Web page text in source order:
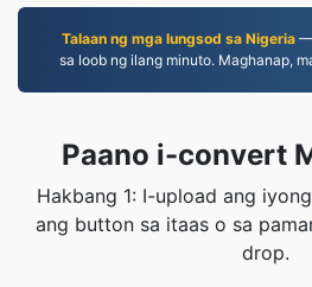
Talaan ng mga lungsod sa Nigeria —
sa loob ng ilang minuto. Maghanap,
Paano i-convert
Hakbang 1: I-upload ang
ang button sa itaas o sa
drop.